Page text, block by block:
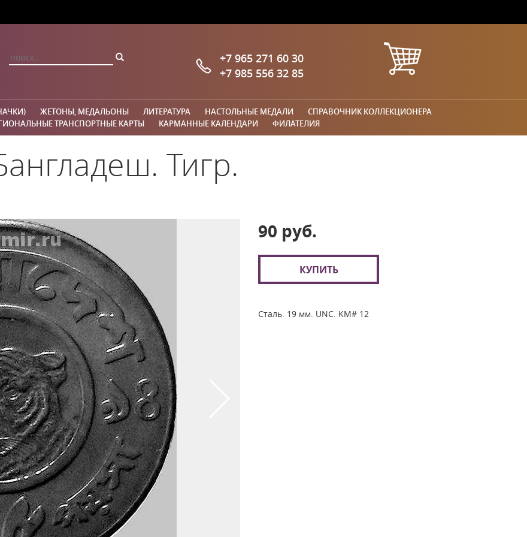
+7 965 271 60 30
+7 985 556 32 85
ЖЕТОНЫ, МЕДАЛЬОНЫ ЛИТЕРАТУРА НАСТОЛЬНЫЕ МЕДАЛИ
СПРАВОЧНИК КОЛЛЕКЦИОНЕРА
ТРАНСПОРТНЫЕ КАРТЫ КАРМАННЫЕ КАЛЕНДАРИ ФИЛАТЕЛИЯ
Тигр.
90 руб.
КУПИТЬ
Сталь. 19 мм. UNC. KM# 12